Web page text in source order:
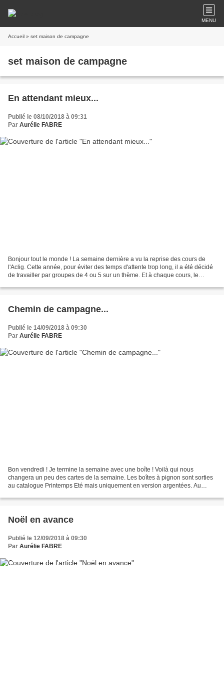
MENU
Accueil » set maison de campagne
set maison de campagne
En attendant mieux...
Publié le 08/10/2018 à 09:31
Par Aurélie FABRE
Bonjour tout le monde ! La semaine dernière a vu la reprise des cours de
l'Aclig. Cette année, pour éviter des temps d'attente trop long, il a été décidé
de travailler par groupes de 4 ou 5 sur un thème. Et à chaque cours, le
Chemin de campagne...
Publié le 14/09/2018 à 09:30
Par Aurélie FABRE
Bon vendredi ! Je termine la semaine avec une boîte ! Voilà qui nous
changera un peu des cartes de la semaine. Les boîtes à pignon sont sorties
au catalogue Printemps Eté mais uniquement en version argentées. Au
Noël en avance
Publié le 12/09/2018 à 09:30
Par Aurélie FABRE